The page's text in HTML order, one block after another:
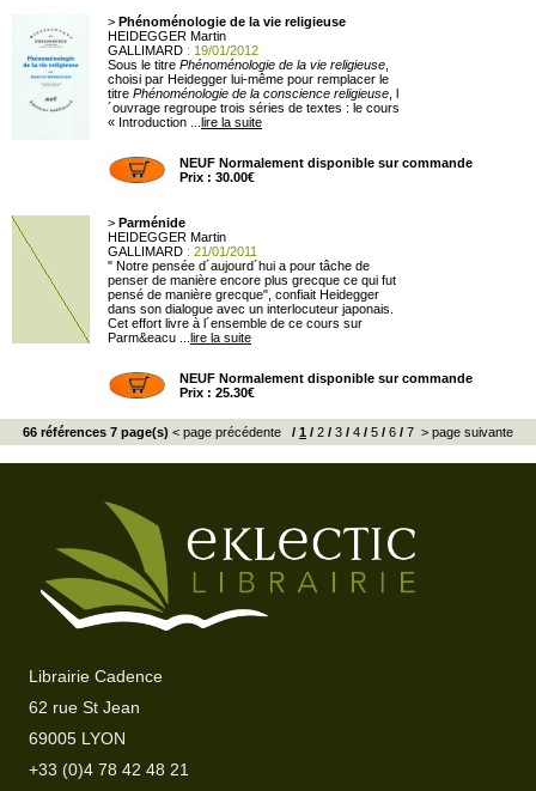
> Phénoménologie de la vie religieuse
HEIDEGGER Martin
GALLIMARD : 19/01/2012
Sous le titre Phénoménologie de la vie religieuse
choisi par Heidegger lui-même pour remplacer le
titre Phénoménologie de la conscience religieuse , l
´ouvrage regroupe trois séries de textes : le cours
« Introduction ... lire la suite
NEUF Normalement disponible sur commande
Prix : 30.00€
> Parménide
HEIDEGGER Martin
GALLIMARD : 21/01/2011
" Notre pensée d´aujourd´hui a pour tâche de
penser de manière encore plus grecque ce qui fut
pensé de manière grecque", confiait Heidegger
dans son dialogue avec un interlocuteur japonais.
Cet effort livre à l´ensemble de ce cours sur
Parm&eacu ... lire la suite
NEUF Normalement disponible sur commande
Prix : 25.30€
66 références 7 page(s) < page précédente / 1 / 2 / 3 / 4 / 5 / 6 / 7 > page suivante
Librairie Cadence
62 rue St Jean
69005 LYON
+33 (0)4 78 42 48 21